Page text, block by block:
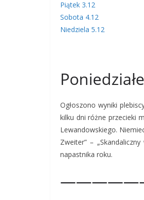
Piątek 3.12
Sobota 4.12
Niedziela 5.12
Ogłoszono wyniki
kilku dni różne przecieki
Lewandowskiego.
Zweiter” –
napastnika roku.